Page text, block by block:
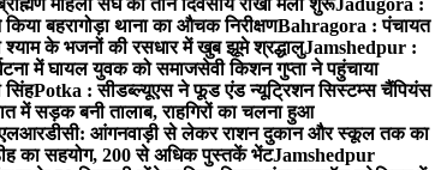
महिला संघ का तीन दिवसीय राखी मेला शुरूJadugora :
बहरागोड़ा थाना का औचक निरीक्षणBahragora : पंचायत
श्याम के भजनों की रसधार में खुब झूमे श्रद्धालुJamshedpur :
में घायल युवक को समाजसेवी किशन गुप्ता ने पहुंचाया
सिंहPotka : सीडब्ल्यूएस ने फूड एंड न्यूट्रिशन सिस्टम्स चैंपियंस
में सड़क बनी तालाब, राहगिरों का चलना हुआ
आंगनवाड़ी से लेकर राशन दुकान और स्कूल तक का
का सहयोग, 200 से अधिक पुस्तकें भेंटJamshedpur